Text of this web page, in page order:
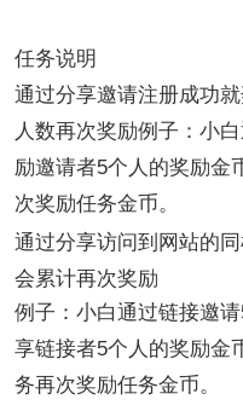
任务说明
通过分享邀请注册成功
人数再次奖励例子：小
励邀请者5个人的奖励金
次奖励任务金币。
通过分享访问到网站的
会累计再次奖励
例子：小白通过链接邀
享链接者5个人的奖励金
务再次奖励任务金币。